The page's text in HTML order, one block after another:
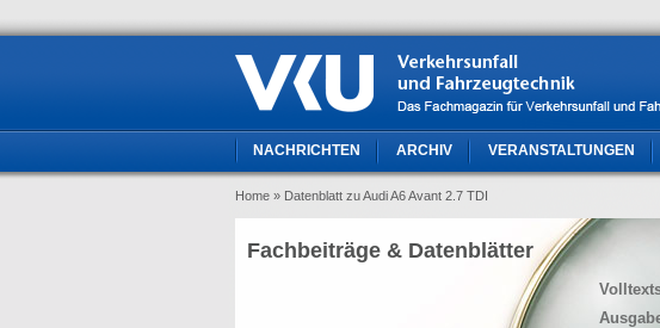
NACHRICHTEN ARCHIV VERANSTALTUNGEN
Home » Datenblatt zu Audi A6 Avant 2.7 TDI
Fachbeiträge & Datenblätter